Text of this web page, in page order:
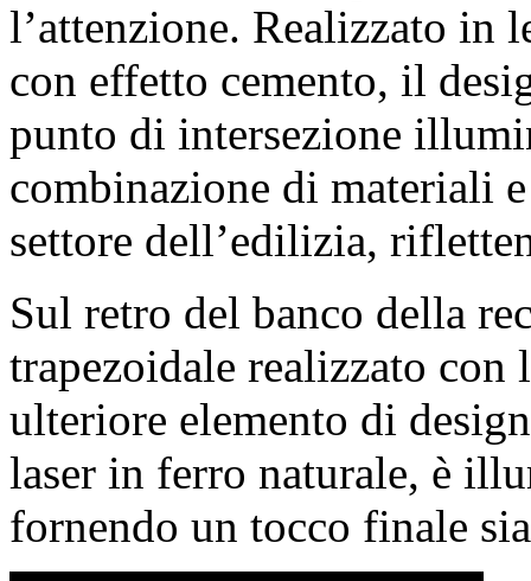
l’attenzione. Realizzato in
con effetto cemento, il
punto di intersezione
combinazione di materiali
settore dell’edilizia,
Sul retro del banco della
trapezoidale realizzato
ulteriore elemento di
laser in ferro naturale, è
fornendo un tocco finale